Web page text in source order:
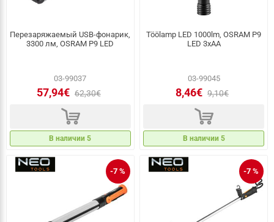
Перезаряжаемый USB-фонарик,
3300 лм, OSRAM P9 LED
03-99037
57,94€ 62,30€
d
В наличии 5
Töölamp LED 1000lm, OSRAM P9
LED 3xAA
03-99045
8,46€ 9,10€
d
В наличии 5
-7 % -7 %